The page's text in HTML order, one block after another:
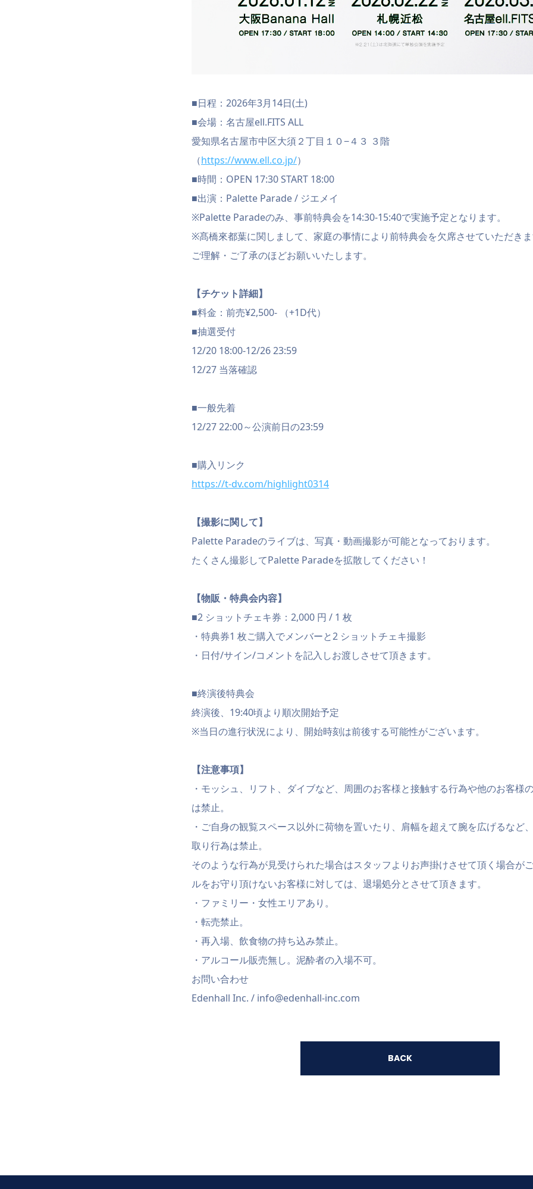
■日程：2026年3月14日(土)
■会場：名古屋ell.FITS ALL
愛知県名古屋市中区大須２丁目１０−４３ ３階
（https://www.ell.co.jp/）
■時間：OPEN 17:30 START 18:00
■出演：Palette Parade / ジエメイ
※Palette Paradeのみ、事前特典会を14:30-15:40で実施予定となります。
※髙橋來都葉に関しまして、家庭の事情により前特典会を欠席させていただき
ご理解・ご了承のほどお願いいたします。
【チケット詳細】
■料金：前売¥2,500- （+1D代）
■抽選受付
12/20 18:00-12/26 23:59
12/27 当落確認
■一般先着
12/27 22:00～公演前日の23:59
■購入リンク
https://t-dv.com/highlight0314
【撮影に関して】
Palette Paradeのライブは、写真・動画撮影が可能となっております。
たくさん撮影してPalette Paradeを拡散してください！
【物販・特典会内容】
■2 ショットチェキ券：2,000 円 / 1 枚
・特典券1 枚ご購入でメンバーと2 ショットチェキ撮影
・日付/サイン/コメントを記入しお渡しさせて頂きます。
■終演後特典会
終演後、19:40頃より順次開始予定
※当日の進行状況により、開始時刻は前後する可能性がございます。
【注意事項】
・モッシュ、リフト、ダイブなど、周囲のお客様と接触する行為や他のお客様
は禁止。
・ご自身の観覧スペース以外に荷物を置いたり、肩幅を超えて腕を広げるなど
取り行為は禁止。
そのような行為が見受けられた場合はスタッフよりお声掛けさせて頂く場合が
ルをお守り頂けないお客様に対しては、退場処分とさせて頂きます。
・ファミリー・女性エリアあり。
・転売禁止。
・再入場、飲食物の持ち込み禁止。
・アルコール販売無し。泥酔者の入場不可。
お問い合わせ
Edenhall Inc. / info@edenhall-inc.com
BACK